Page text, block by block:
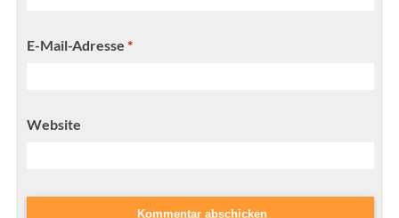
E-Mail-Adresse *
Website